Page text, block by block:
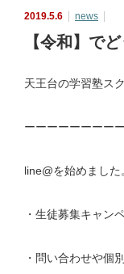
2019.5.6 news
【令和】で
天王台の学習塾ス
ーーーーーーーー
line@を始めました
・生徒募集キャン
・問い合わせや個